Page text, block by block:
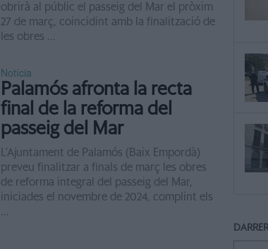
obrirà al públic el passeig del Mar el pròxim
27 de març, coincidint amb la finalització de
les obres ...
Notícia
Palamós afronta la recta
final de la reforma del
passeig del Mar
L’Ajuntament de Palamós (Baix Empordà)
preveu finalitzar a finals de març les obres
de reforma integral del passeig del Mar,
iniciades el novembre de 2024, complint els